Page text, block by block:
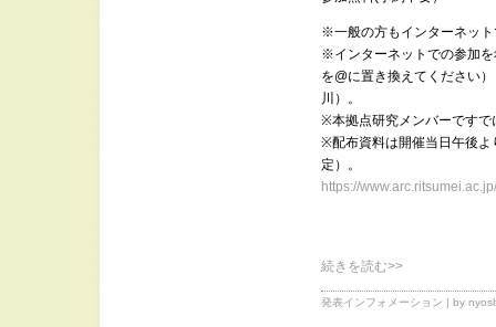
※一般の方もインターネッ
※インターネットでの参加
を@に置き換えてください
川）。
※本拠点研究メンバーですで
※配布資料は開催当日午後よ
定）。
https://
続きを読む>>
発表インフォメーション | by